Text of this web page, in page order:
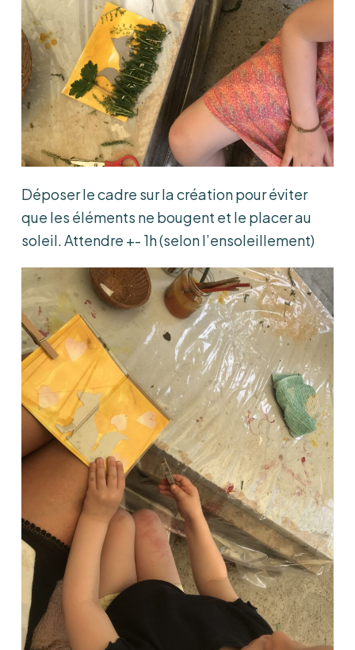
Déposer le cadre sur la création pour éviter
que les éléments ne bougent et le placer au
soleil. Attendre +- 1h (selon l’ensoleillement)